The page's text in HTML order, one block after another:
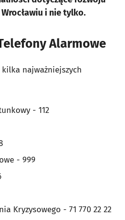
i nie tylko.
Alarmowe
najważniejszych
- 112
- 999
Kryzysowego - 71 770 22 22